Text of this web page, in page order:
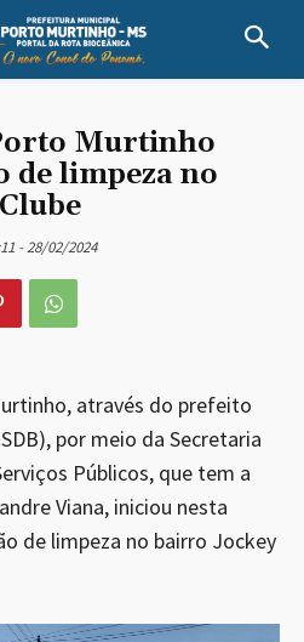
Murtinho
de limpeza no
- 28/02/2024
através do prefeito
por meio da Secretaria
Públicos, que tem a
Viana, iniciou nesta
de limpeza no bairro Jockey